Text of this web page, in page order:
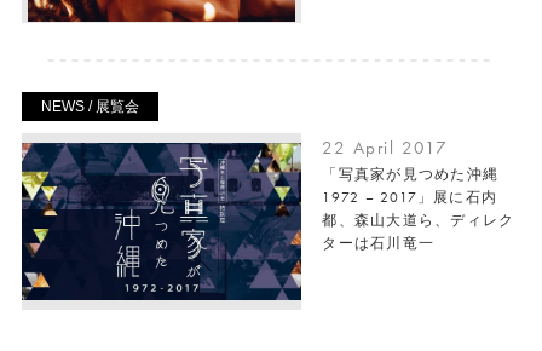
NEWS / 展覧会
22 April 2017
「写真家が見つめた沖縄
1972 – 2017」展に石内
都、森山大道ら、ディレク
ターは石川竜一